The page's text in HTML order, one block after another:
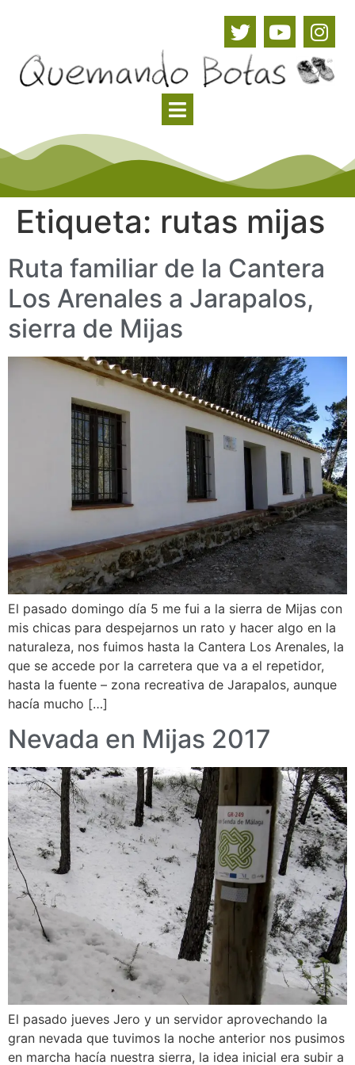
Etiqueta: rutas mijas
Ruta familiar de la Cantera
Los Arenales a Jarapalos,
sierra de Mijas
El pasado domingo día 5 me fui a la sierra de Mijas con
mis chicas para despejarnos un rato y hacer algo en la
naturaleza, nos fuimos hasta la Cantera Los Arenales, la
que se accede por la carretera que va a el repetidor,
hasta la fuente – zona recreativa de Jarapalos, aunque
hacía mucho […]
Nevada en Mijas 2017
El pasado jueves Jero y un servidor aprovechando la
gran nevada que tuvimos la noche anterior nos pusimos
en marcha hacía nuestra sierra, la idea inicial era subir a